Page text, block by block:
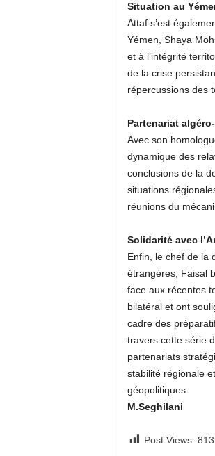
Situation au
Attaf s’est
Yémen, Shaya
et à l’intégrité
de la crise
répercussions des
Partenariat
Avec son
dynamique des
conclusions de la
situations
réunions du
Solidarité avec
Enfin, le chef de la
étrangères, Faisal
face aux récentes
bilatéral et ont
cadre des
travers cette série
partenariats
stabilité régionale
géopolitiques.
M.Seghilani
Post Views: 813